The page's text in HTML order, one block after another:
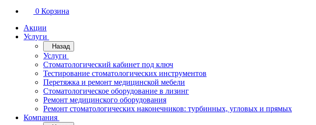
0 Корзина
Акции
Услуги
Назад
Услуги
Стоматологический кабинет под ключ
Тестирование стоматологических инструментов
Перетяжка и ремонт медицинской мебели
Стоматологическое оборудование в лизинг
Ремонт медицинского оборудования
Ремонт стоматологических наконечников: турбинных, угловых и прямых
Компания